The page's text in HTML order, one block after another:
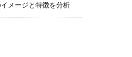
メージと特徴を分析